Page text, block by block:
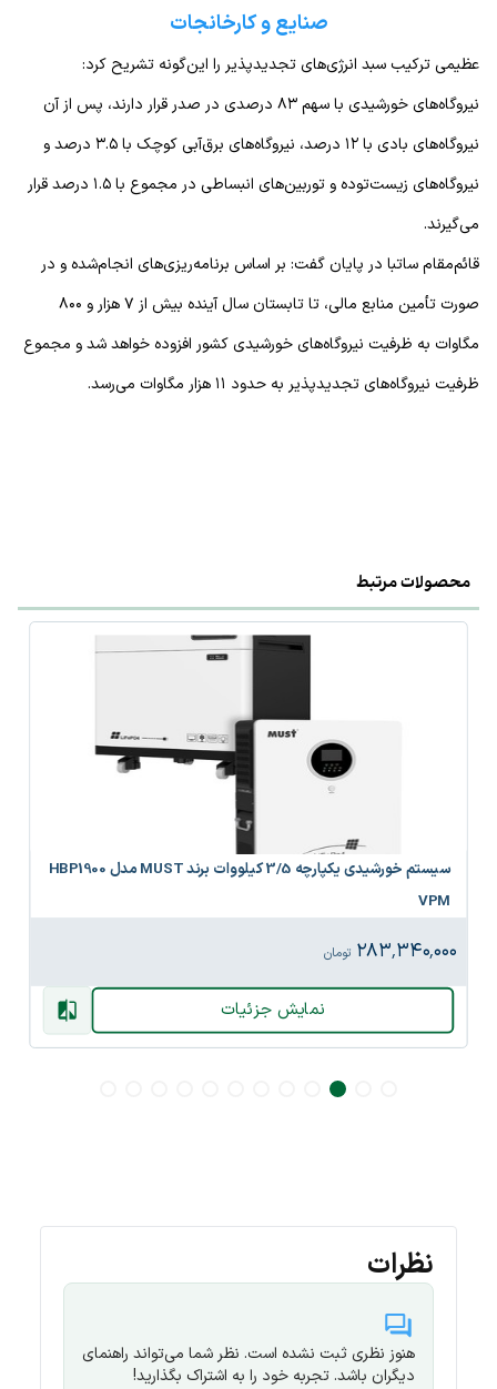
صنایع و کارخانجات
عظیمی ترکیب سبد انرژی‌های تجدیدپذیر را این‌گونه تشریح کرد:
نیروگاه‌های خورشیدی با سهم ۸۳ درصدی در صدر قرار دارند، پس از آن
نیروگاه‌های بادی با ۱۲ درصد، نیروگاه‌های برق‌آبی کوچک با ۳.۵ درصد و
نیروگاه‌های زیست‌توده و توربین‌های انبساطی در مجموع با ۱.۵ درصد قرار
می‌گیرند.
قائم‌مقام ساتبا در پایان گفت: بر اساس برنامه‌ریزی‌های انجام‌شده و در
صورت تأمین منابع مالی، تا تابستان سال آینده بیش از ۷ هزار و ۸۰۰
مگاوات به ظرفیت نیروگاه‌های خورشیدی کشور افزوده خواهد شد و مجموع
ظرفیت نیروگاه‌های تجدیدپذیر به حدود ۱۱ هزار مگاوات می‌رسد.
محصولات مرتبط
سیستم خورشیدی یکپارچه 3/5 کیلووات برند MUST مدل HBP1900
VPM
۲۸۳٬۳۴۰٬۰۰۰ تومان
نمایش جزئیات
نظرات
هنوز نظری ثبت نشده است. نظر شما می‌تواند راهنمای
دیگران باشد. تجربه خود را به اشتراک بگذارید!